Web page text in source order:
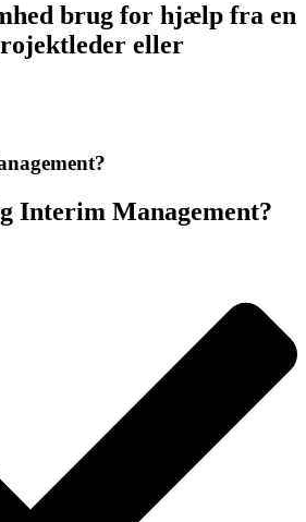
brug for hjælp fra en
eller
Interim Management?